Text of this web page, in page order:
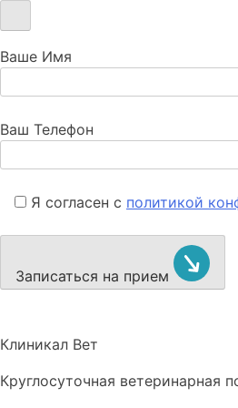
Ваше Имя
Ваш Телефон
Я согласен с политикой
Записаться на прием
Клиникал Вет
Круглосуточная